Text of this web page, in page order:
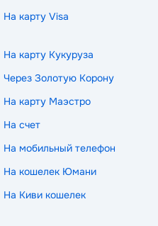
На карту Visa
На карту Кукуруза
Через Золотую Корону
На карту Маэстро
На счет
На мобильный телефон
На кошелек Юмани
На Киви кошелек